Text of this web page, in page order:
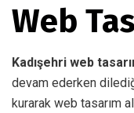
Web
Kadışehri web
devam ederken
kurarak web tasarım